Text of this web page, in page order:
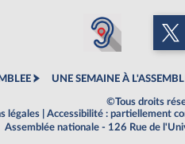
UNE SEMAINE À
©Tous droits
légales
Accessibilité : partiellement
Assemblée nationale - 126 Rue de